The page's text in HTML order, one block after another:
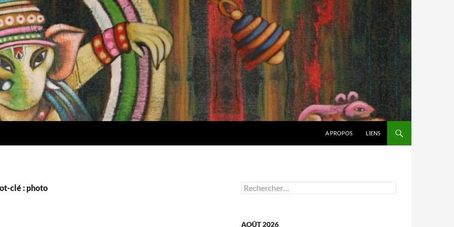
A PROPOS LIENS
clé : photo Rechercher :
AOÛT 2026